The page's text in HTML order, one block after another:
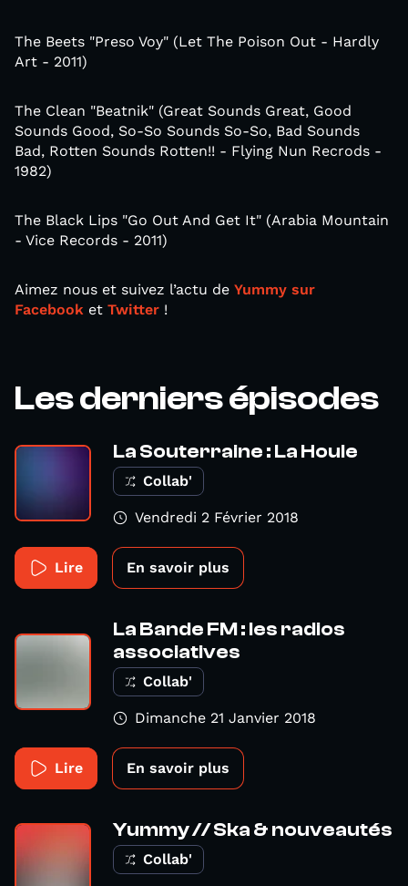
The Beets "Preso Voy" (Let The Poison Out - Hardly
Art - 2011)
The Clean "Beatnik" (Great Sounds Great, Good
Sounds Good, So-So Sounds So-So, Bad Sounds
Bad, Rotten Sounds Rotten!! - Flying Nun Recrods -
1982)
The Black Lips "Go Out And Get It" (Arabia Mountain
- Vice Records - 2011)
Aimez nous et suivez l’actu de Yummy sur
Facebook et Twitter !
Les derniers épisodes
La Souterraine : La Houle
Collab'
Vendredi 2 Février 2018
Lire En savoir plus
La Bande FM : les radios
associatives
Collab'
Dimanche 21 Janvier 2018
Lire En savoir plus
Yummy // Ska & nouveautés
Collab'